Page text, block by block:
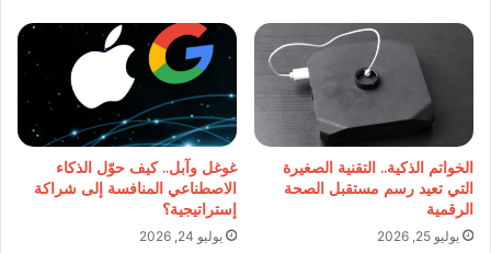
الخواتم الذكية.. التقنية الصغيرة
التي تعيد رسم مستقبل الصحة
الرقمية
يوليو 25, 2026
غوغل وآبل.. كيف حوّل الذكاء
الاصطناعي المنافسة إلى شراكة
إستراتيجية؟
يوليو 24, 2026